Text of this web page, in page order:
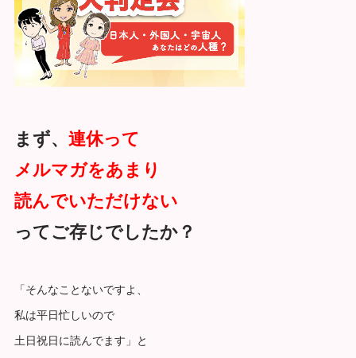
まず、 連休って
メルマガをあまり
読んでいただけない
ってご存じでしたか？
「そんなことないですよ、
私は平日忙しいので
土日祝日に読んでます」と